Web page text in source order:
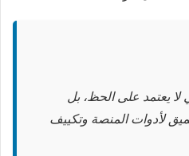
لا يعتمد على الحظ، بل
لأدوات المنصة وتكييف